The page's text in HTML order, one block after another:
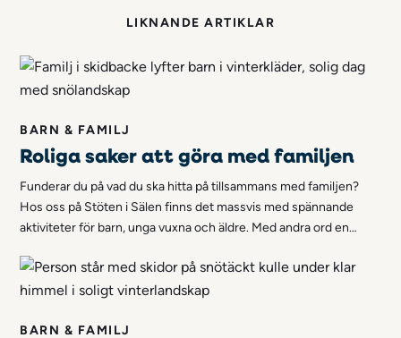
LIKNANDE ARTIKLAR
BARN & FAMILJ
Roliga saker att göra med familjen
Funderar du på vad du ska hitta på tillsammans med familjen?
Hos oss på Stöten i Sälen finns det massvis med spännande
aktiviteter för barn, unga vuxna och äldre. Med andra ord en
bästa tips på skojiga aktiviteter ni kan göra tillsammans - hela
familjen!
BARN & FAMILJ